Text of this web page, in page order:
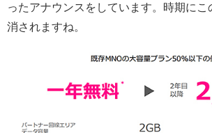
ったアナウンスをしています。時期にこ
消されますね。